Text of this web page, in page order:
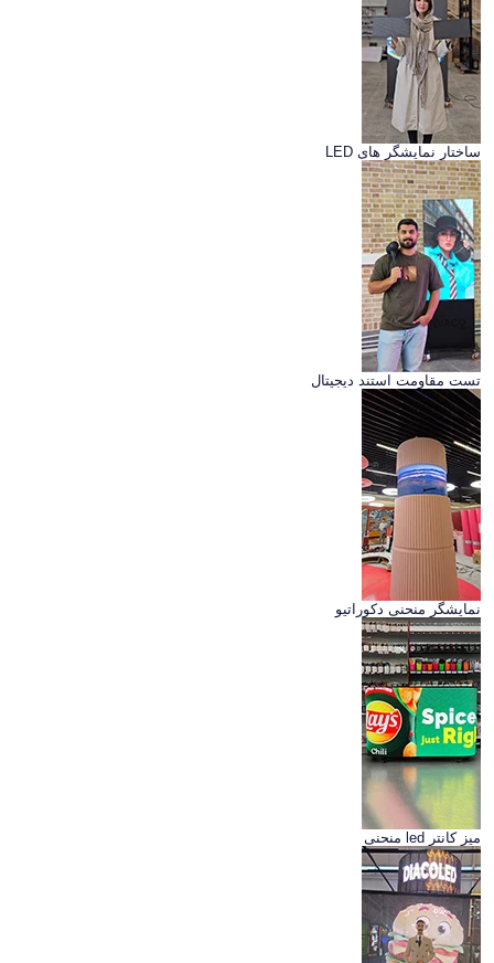
ساختار نمایشگر های LED
تست مقاومت استند دیجیتال
نمایشگر منحنی دکوراتیو
میز کانتر led منحنی